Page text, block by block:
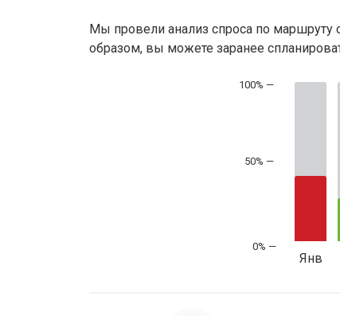
Мы провели анализ спроса по
образом, вы можете заранее
50% —
Янв